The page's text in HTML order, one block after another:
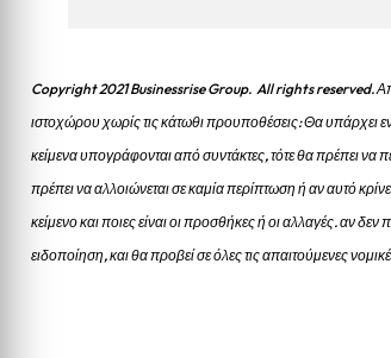
Copyright 2021 Businessrise Group. All rights reserved.
ιστοχώρου χωρίς τις κάτωθι προυποθέσεις: Θα υπάρχει
κείμενα υπογράφονται από συντάκτες, τότε θα πρέπει να
πρέπει να αλλοιώνεται σε καμία περίπτωση ή αν αυτό
κείμενο και ποιες είναι οι προσθήκες ή οι αλλαγές. αν
ειδοποίηση, και θα προβεί σε όλες τις απαιτούμενες